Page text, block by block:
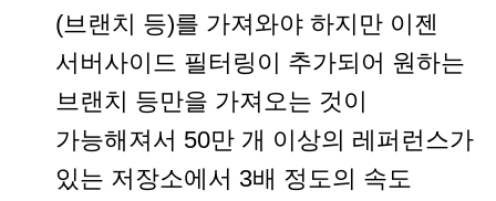
(브랜치 등)를 가져와야 하지만 이젠
서버사이드 필터링이 추가되어 원하는
브랜치 등만을 가져오는 것이
가능해져서 50만 개 이상의 레퍼런스가
있는 저장소에서 3배 정도의 속도